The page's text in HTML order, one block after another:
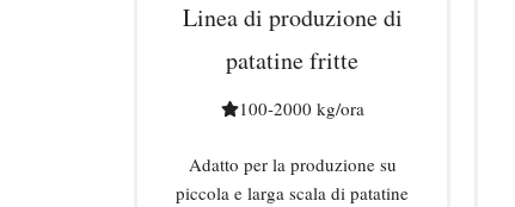
Linea di produzione di
patatine fritte
100-2000 kg/ora
Adatto per la produzione su
piccola e larga scala di patatine